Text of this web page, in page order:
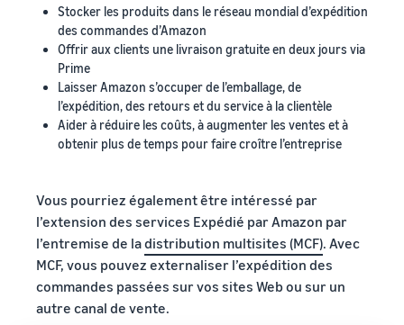
Augmentez les ventes grâce
à de meilleures offres
Expédié par Amazon
Externalisez l’expédition, les
retours et le service à la
clientèle
nouveaux vendeurs
Débloquez 70 000 $ CAD à
l’aide du guide
Comparer
les options
d’expédition
Découvrez
comment faire
correspondre les
nouvelles mises
en vente dans la
boutique Amazon
Amazon
Brand
votre
marque sur
Amazon
pour
accéder à
une suite
produits aux clients
Qu’est-ce que
l’expédition directe?
Découvrez comment
externaliser la manutention
et la livraison
magasin en ligne
Obtenez des conseils pour
créer une vitrine de
commerce électronique
Amazon avec d’autres
méthodes d’expédition
Obtenir une estimation
pour votre inventaire –
Expédié par Amazon
Prévisualisez les frais de
vente et les coûts de vos
Stocker les produits dans le réseau mondial d’expédition
des commandes d’Amazon
Offrir aux clients une livraison gratuite en deux jours via
Prime
Laisser Amazon s’occuper de l’emballage, de
l’expédition, des retours et du service à la clientèle
Aider à réduire les coûts, à augmenter les ventes et à
obtenir plus de temps pour faire croître l’entreprise
Vous pourriez également être intéressé par
l’extension des services Expédié par Amazon par
l’entremise de ladistribution multisites (MCF). Avec
MCF, vous pouvez externaliser l’expédition des
commandes passées sur vos sites Web ou sur un
autre canal de vente.